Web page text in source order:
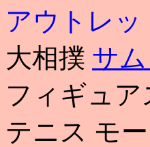
アウトレッ
大相撲 サ
フィギュ
テニス モ